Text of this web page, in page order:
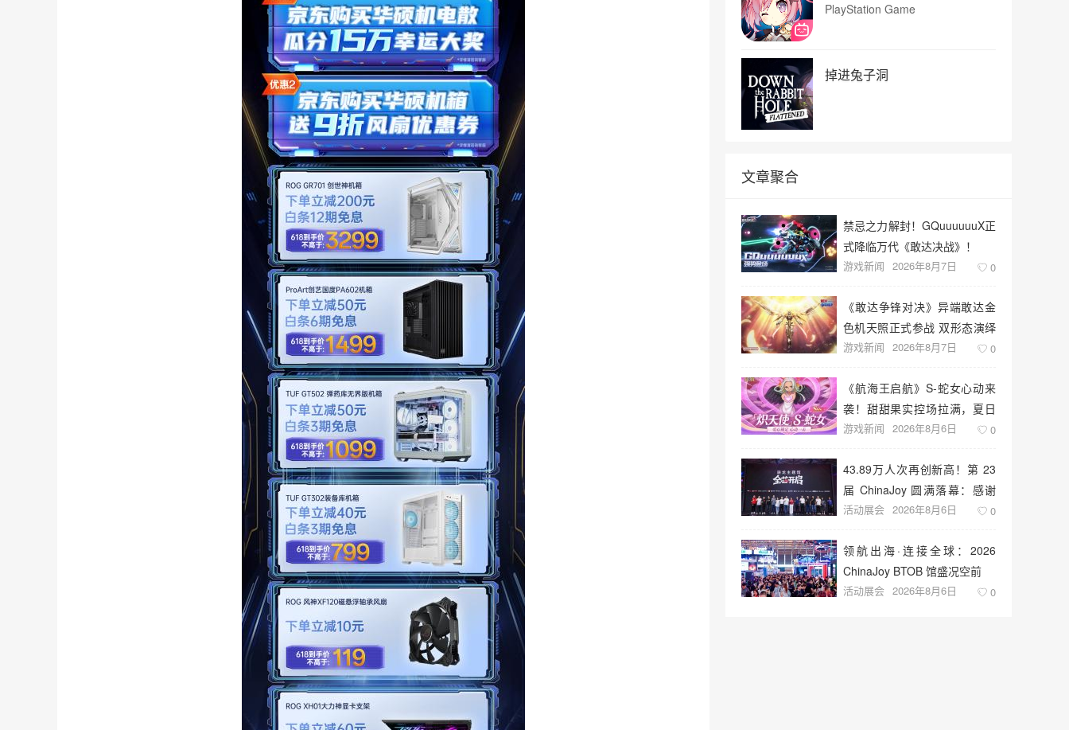
PlayStation Game
掉进兔子洞
文章聚合
禁忌之力解封！GQuuuuuuX正
式降临万代《敢达决战》！
游戏新闻 2026年8月7日 0
《敢达争锋对决》异端敢达金
色机天照正式参战 双形态演绎
空中战技
游戏新闻 2026年8月7日 0
《航海王启航》S-蛇女心动来
袭！甜甜果实控场拉满，夏日
盛宴开启
游戏新闻 2026年8月6日 0
43.89万人次再创新高！第 23
届 ChinaJoy 圆满落幕：感谢
有你，共赴这场“与 AI 同游”的
活动展会 2026年8月6日 0
领航出海·连接全球：2026
ChinaJoy BTOB 馆盛况空前
活动展会 2026年8月6日 0